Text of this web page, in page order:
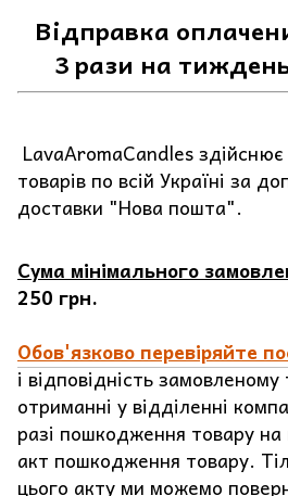
Відправка
3 рази на
LavaAromaCandles здійснює
товарів по всій Україні за
доставки "Нова пошта".
Сума мінімального
250 грн.
Обов'язково перевіряйте
і відповідність
отриманні у відділенні
разі пошкодження товару на
акт пошкодження товару.
цього акту ми можемо